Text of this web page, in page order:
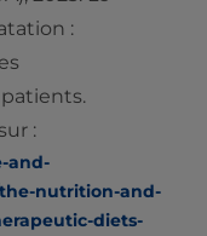
:
:
and-
nutrition-and-
diets-